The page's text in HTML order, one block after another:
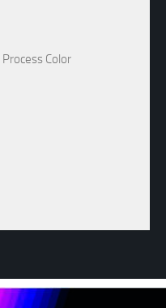
Color